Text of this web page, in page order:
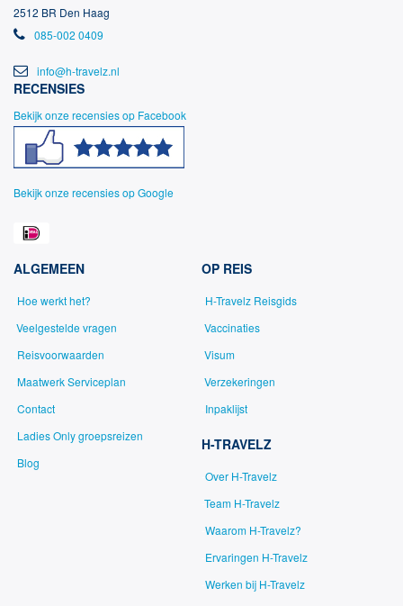
2512 BR Den Haag
085-002 0409
info@h-travelz.nl
RECENSIES
Bekijk onze recensies op Facebook
Bekijk onze recensies op Google
ALGEMEEN
Hoe werkt het?
Veelgestelde vragen
Reisvoorwaarden
Maatwerk Serviceplan
Contact
Ladies Only groepsreizen
Blog
OP REIS
H-Travelz Reisgids
Vaccinaties
Visum
Verzekeringen
Inpaklijst
H-TRAVELZ
Over H-Travelz
Team H-Travelz
Waarom H-Travelz?
Ervaringen H-Travelz
Werken bij H-Travelz